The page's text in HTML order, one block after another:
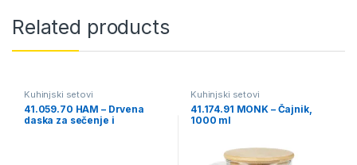
Related products
Kuhinjski setovi
41.059.70 HAM – Drvena
daska za sečenje i
Kuhinjski setovi
41.174.91 MONK – Čajnik,
1000 ml